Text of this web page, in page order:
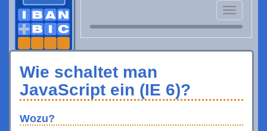
Toggle
navigation
Wie schaltet man
JavaScript ein (IE 6)?
Wozu?